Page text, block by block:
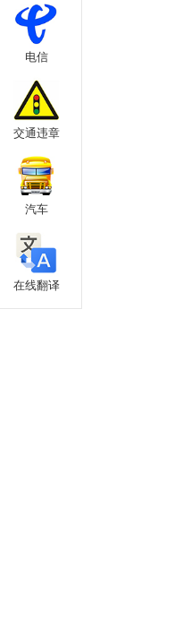
电信
交通违章
汽车
在线翻译